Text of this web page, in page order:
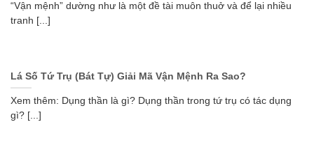
“Vận mệnh” dường như là một đề tài muôn thuở và để lại nhiều
tranh [...]
Lá Số Tứ Trụ (Bát Tự) Giải Mã Vận Mệnh Ra Sao?
Xem thêm: Dụng thần là gì? Dụng thần trong tứ trụ có tác dụng
gì? [...]